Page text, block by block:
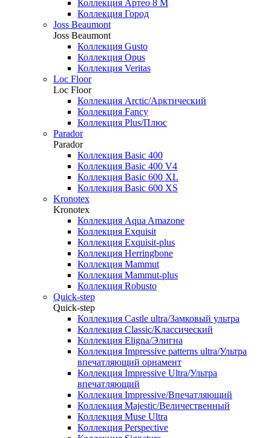
Коллекция Артео 8 М
Коллекция Город
Joss Beaumont
Joss Beaumont
Коллекция Gusto
Коллекция Opus
Коллекция Veritas
Loc Floor
Loc Floor
Коллекция Arctic/Арктический
Коллекция Fancy
Коллекция Plus/Плюс
Parador
Parador
Коллекция Basic 400
Коллекция Basic 400 V4
Коллекция Basic 600 ХL
Коллекция Basic 600 ХS
Kronotex
Kronotex
Коллекция Aqua Amazone
Коллекция Exquisit
Коллекция Exquisit-plus
Коллекция Herringbone
Коллекция Mammut
Коллекция Mammut-plus
Коллекция Robusto
Quick-step
Quick-step
Коллекция Castle ultra/Замковый ультра
Коллекция Classic/Классический
Коллекция Eligna/Элигна
Коллекция Impressive patterns ultra/Ультра
впечатляющий орнамент
Коллекция Impressive Ultra/Ультра
впечатляющий
Коллекция Impressive/Впечатляющий
Коллекция Majestic/Величественный
Коллекция Muse Ultra
Коллекция Perspective